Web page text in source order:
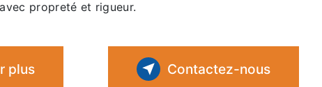
propreté et rigueur.
plus Contactez-nous